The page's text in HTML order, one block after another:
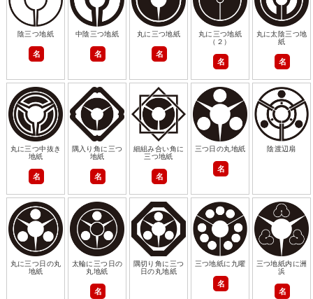
陰三つ地紙
名
中陰三つ地紙
名
丸に三つ地紙
名
丸に三つ地紙
（２）
名
丸に太陰三つ地
紙
名
丸に三つ中抜き
地紙
名
隅入り角に三つ
地紙
名
細組み合い角に
三つ地紙
名
三つ日の丸地紙
名
陰渡辺扇
丸に三つ日の丸
地紙
太輪に三つ日の
丸地紙
名
隅切り角に三つ
日の丸地紙
三つ地紙に九曜
名
三つ地紙内に洲
浜
名